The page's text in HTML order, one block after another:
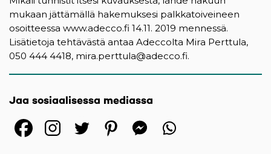
mukaan jättämällä hakemuksesi palkkatoiveineen
osoitteessa www.adecco.fi 14.11. 2019 mennessä.
Lisätietoja tehtävästä antaa Adeccolta Mira Perttula,
050 444 4418, mira.perttula@adecco.fi.
Jaa sosiaalisessa mediassa
(opens in a new tab)
(opens in a new tab)
(opens in a new
(opens in a